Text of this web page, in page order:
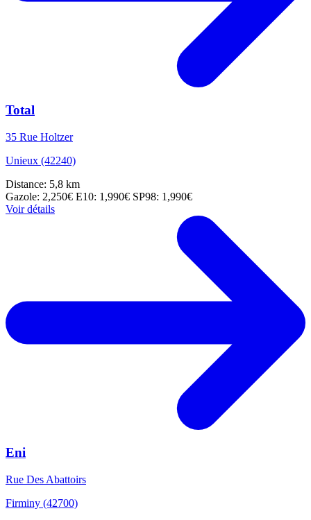
Total
35 Rue Holtzer
Unieux (42240)
Distance: 5,8 km
Gazole: 2,250€ E10: 1,990€ SP98: 1,990€
Voir détails
Eni
Rue Des Abattoirs
Firminy (42700)